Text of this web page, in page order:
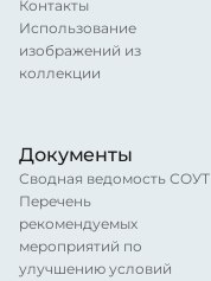
Контакты
Использование
изображений из
коллекции
Документы
Сводная ведомость СОУТ
Перечень
рекомендуемых
мероприятий по
улучшению условий